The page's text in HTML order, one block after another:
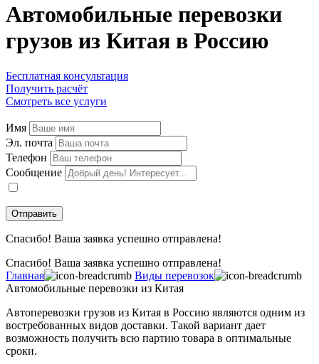
Автомобильные перевозки
грузов из Китая в Россию
Бесплатная консультация
Получить расчёт
Смотреть все услуги
Имя
Эл. почта
Телефон
Сообщение
Спасибо! Ваша заявка успешно отправлена!
Спасибо! Ваша заявка успешно отправлена!
Главная
Виды перевозок
Автомобильные перевозки из Китая
Автоперевозки грузов из Китая в Россию являются одним из
востребованных видов доставки. Такой вариант дает
возможность получить всю партию товара в оптимальные
сроки.